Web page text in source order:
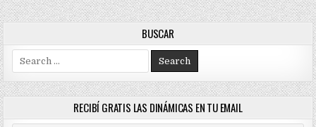
BUSCAR
Search
for:
RECIBÍ GRATIS LAS DINÁMICAS EN TU EMAIL